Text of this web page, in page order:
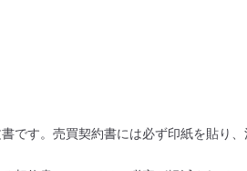
です。売買契約書には必ず印紙を貼り